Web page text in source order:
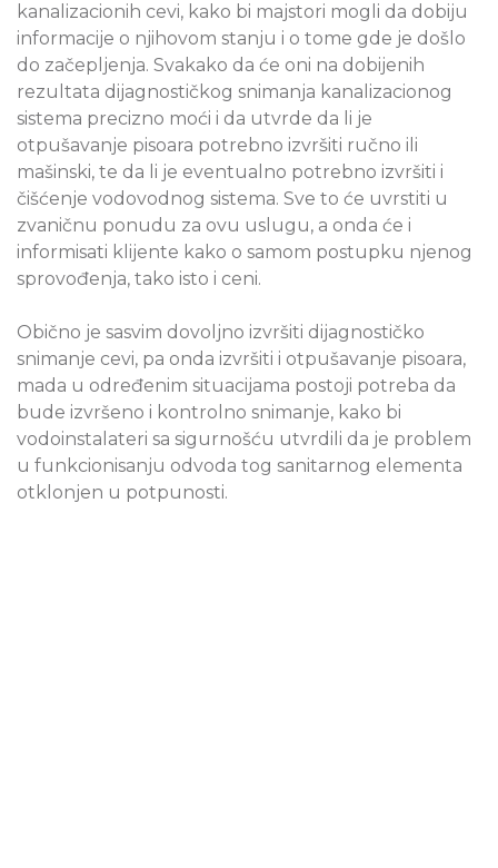
kanalizacionih cevi, kako bi majstori mogli da dobiju
informacije o njihovom stanju i o tome gde je došlo
do začepljenja. Svakako da će oni na dobijenih
rezultata dijagnostičkog snimanja kanalizacionog
sistema precizno moći i da utvrde da li je
otpušavanje pisoara potrebno izvršiti ručno ili
mašinski, te da li je eventualno potrebno izvršiti i
čišćenje vodovodnog sistema. Sve to će uvrstiti u
zvaničnu ponudu za ovu uslugu, a onda će i
informisati klijente kako o samom postupku njenog
sprovođenja, tako isto i ceni.
Obično je sasvim dovoljno izvršiti dijagnostičko
snimanje cevi, pa onda izvršiti i otpušavanje pisoara,
mada u određenim situacijama postoji potreba da
bude izvršeno i kontrolno snimanje, kako bi
vodoinstalateri sa sigurnošću utvrdili da je problem
u funkcionisanju odvoda tog sanitarnog elementa
otklonjen u potpunosti.